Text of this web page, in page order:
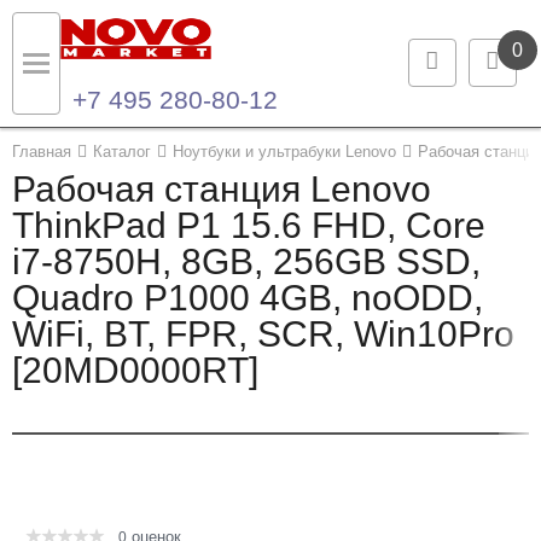
0
+7 495 280-80-12
Главная Каталог Ноутбуки и ультрабуки Lenovo Рабочая
Рабочая станция Lenovo
ThinkPad P1 15.6 FHD, Core
i7-8750H, 8GB, 256GB SSD,
Quadro P1000 4GB, noODD,
WiFi, BT, FPR, SCR, Win10Pro
[20MD0000RT]
0 оценок
Назад
Каталог продукции
Ноутбуки и ультрабуки
Компьютеры
Моноблоки
Назад
Контакты
Контактная информация